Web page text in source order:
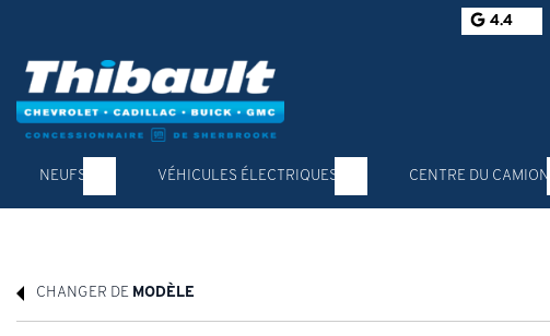
4.4
NEUFS VÉHICULES ÉLECTRIQUES CENTRE DU CAMION
CHANGER DE MODÈLE